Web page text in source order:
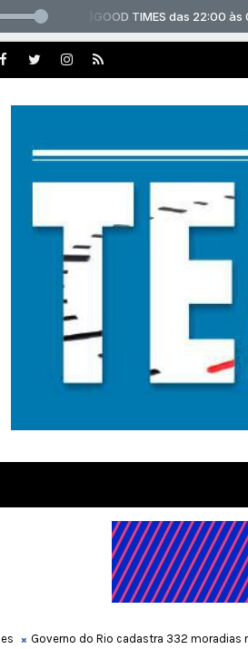
Governo do Rio cadastra 332 moradias